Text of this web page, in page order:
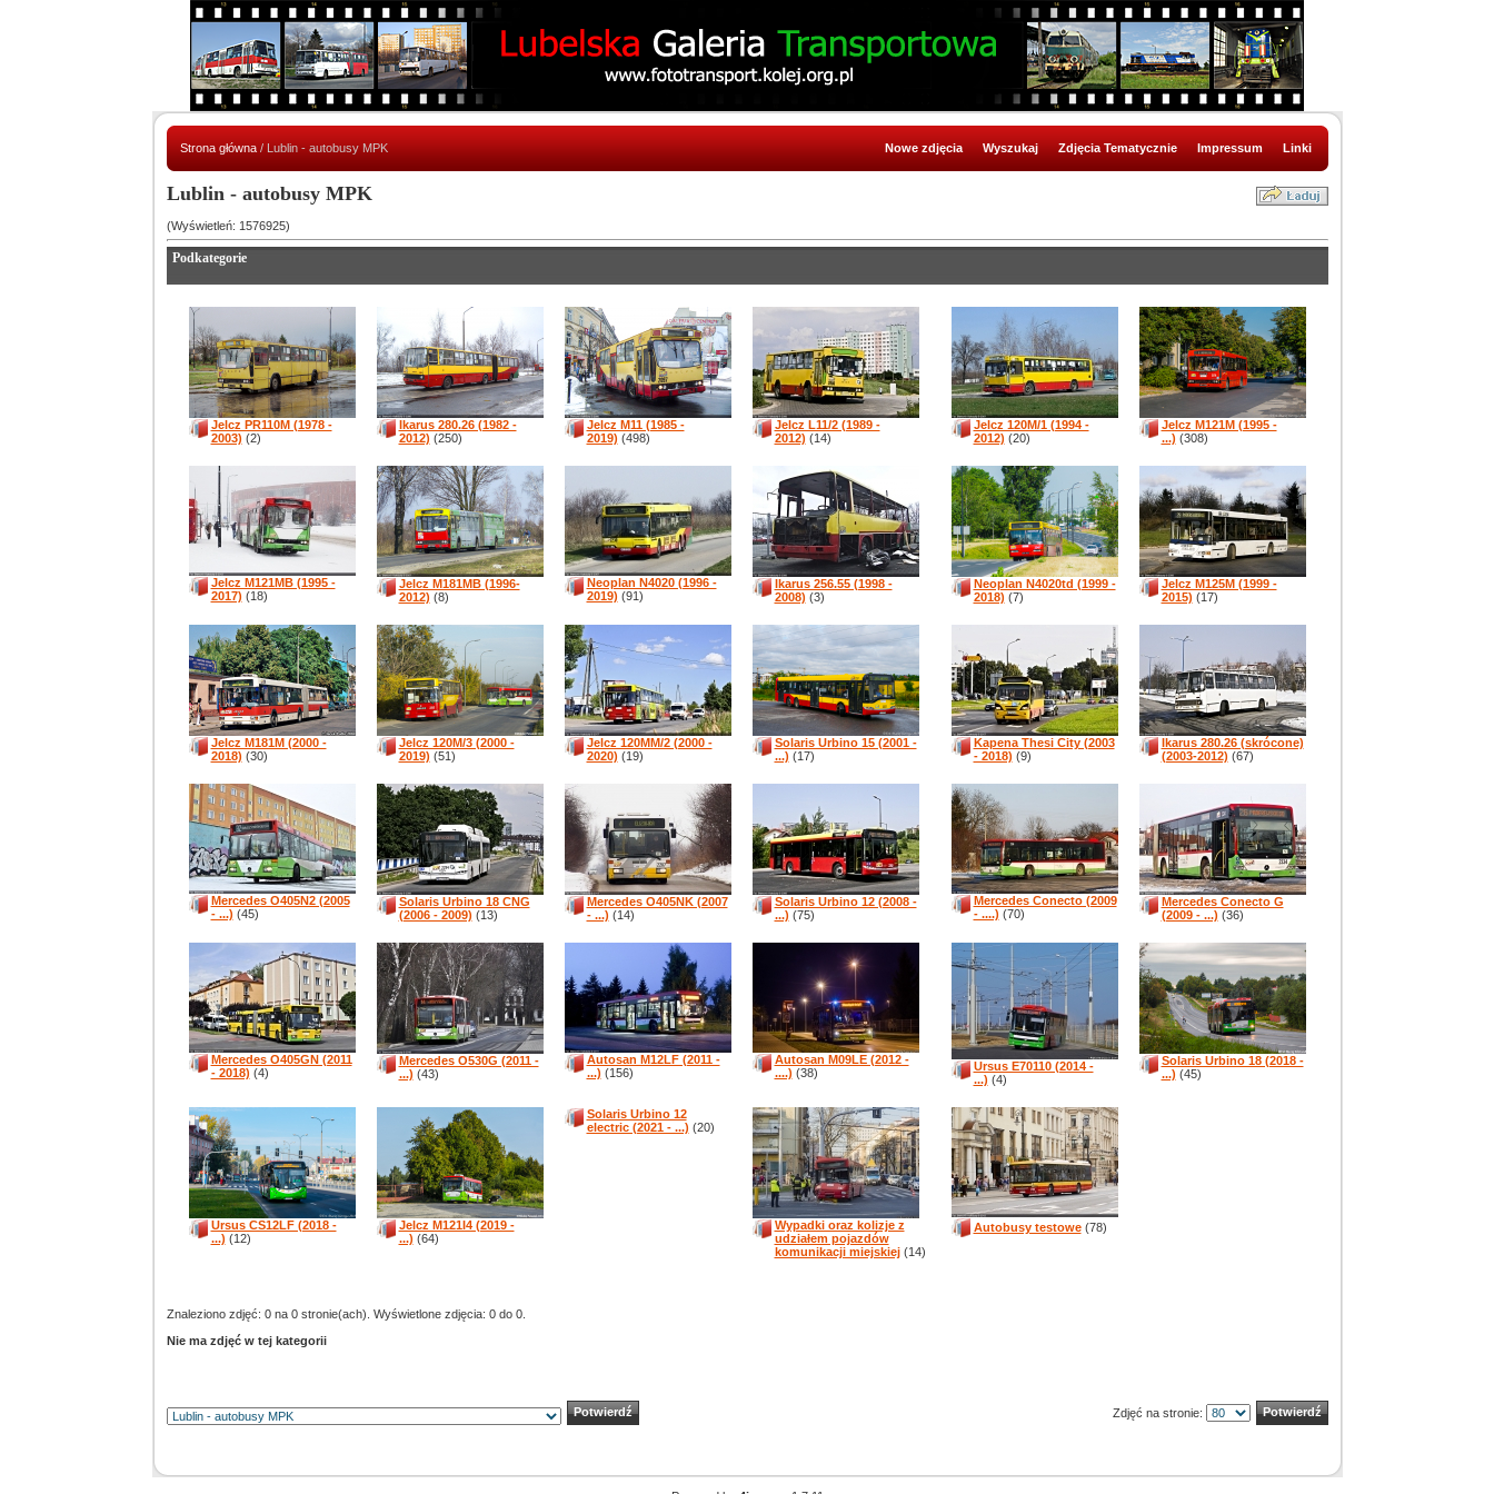
Strona główna/ Lublin - autobusy MPK Nowe zdjęcia Wyszukaj Zdjęcia Tematycznie Impressum Linki
Lublin - autobusy MPK
(Wyświetleń: 1576925)
Podkategorie
Jelcz PR110M (1978 -
2003) (2)
Ikarus 280.26 (1982 -
2012) (250)
Jelcz M11 (1985 -
2019) (498)
Jelcz L11/2 (1989 -
2012) (14)
Jelcz 120M/1 (1994 -
2012) (20)
Jelcz M121M (1995 -
...) (308)
Jelcz M121MB (1995 -
2017) (18)
Jelcz M181MB (1996-
2012) (8)
Neoplan N4020 (1996 -
2019) (91)
Ikarus 256.55 (1998 -
2008) (3)
Neoplan N4020td (1999 -
2018) (7)
Jelcz M125M (1999 -
2015) (17)
Jelcz M181M (2000 -
2018) (30)
Jelcz 120M/3 (2000 -
2019) (51)
Jelcz 120MM/2 (2000 -
2020) (19)
Solaris Urbino 15 (2001 -
...) (17)
Kapena Thesi City (2003
- 2018) (9)
Ikarus 280.26 (skrócone)
(2003-2012) (67)
Mercedes O405N2 (2005
- ...) (45)
Solaris Urbino 18 CNG
(2006 - 2009) (13)
Mercedes O405NK (2007
- ...) (14)
Solaris Urbino 12 (2008 -
...) (75)
Mercedes Conecto (2009
- ....) (70)
Mercedes Conecto G
(2009 - ...) (36)
Mercedes O405GN (2011
- 2018) (4)
Mercedes O530G (2011 -
...) (43)
Autosan M12LF (2011 -
...) (156)
Autosan M09LE (2012 -
....) (38)
Ursus E70110 (2014 -
...) (4)
Solaris Urbino 18 (2018 -
...) (45)
Ursus CS12LF (2018 -
...) (12)
Jelcz M121I4 (2019 -
...) (64)
Solaris Urbino 12
electric (2021 - ...) (20)
Wypadki oraz kolizje z
udziałem pojazdów
komunikacji miejskiej(14)
Autobusy testowe(78)
Znaleziono zdjęć: 0 na 0 stronie(ach). Wyświetlone zdjęcia: 0 do 0.
Nie ma zdjęć w tej kategorii
Zdjęć na stronie: